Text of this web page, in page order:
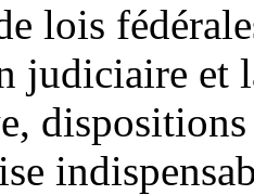
lois
judiciaire et